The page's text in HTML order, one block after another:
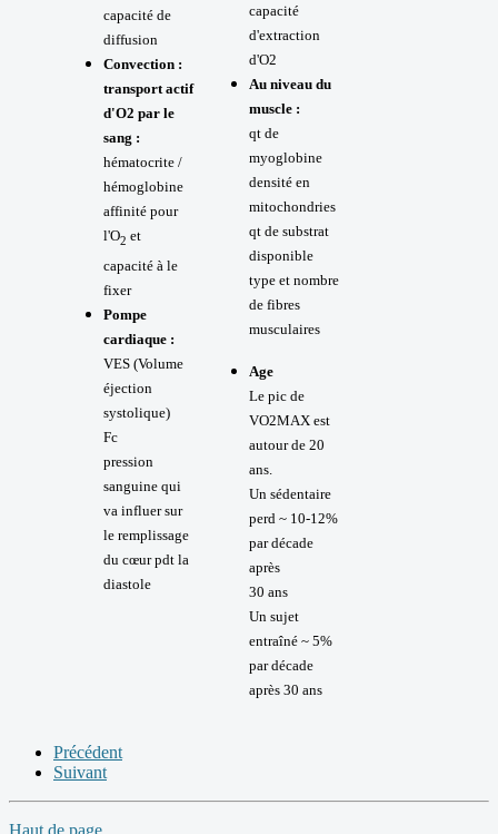
capacité de
diffusion
Convection :
transport actif
d'O2 par le
sang :
hématocrite /
hémoglobine
affinité pour
l'O2 et
capacité à le
fixer
Pompe
cardiaque :
VES (Volume
éjection
systolique)
Fc
pression
sanguine qui
va influer sur
le remplissage
du cœur pdt la
diastole
capacité
d'extraction
d'O2
Au niveau du
muscle :
qt de
myoglobine
densité en
mitochondries
qt de substrat
disponible
type et nombre
de fibres
musculaires
Age
Le pic de
VO2MAX est
autour de 20
ans.
Un sédentaire
perd ~ 10-12%
par décade
après
30 ans
Un sujet
entraîné ~ 5%
par décade
après 30 ans
Précédent
Suivant
Haut de page